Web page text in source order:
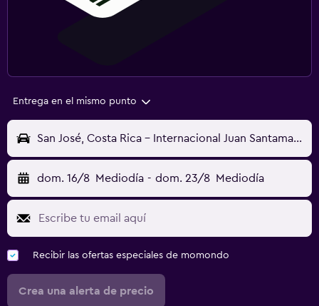
Entrega en el mismo punto
San José, Costa Rica - Internacional Juan Santamaría (SJO)
dom. 16/8 Mediodía - dom. 23/8 Mediodía
Recibir las ofertas especiales de momondo
Crea una alerta de precio